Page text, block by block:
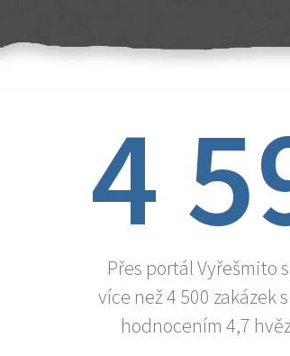
4
Přes portál Vyřešmito
více než 4 500 zakázek
hodnocením 4,7